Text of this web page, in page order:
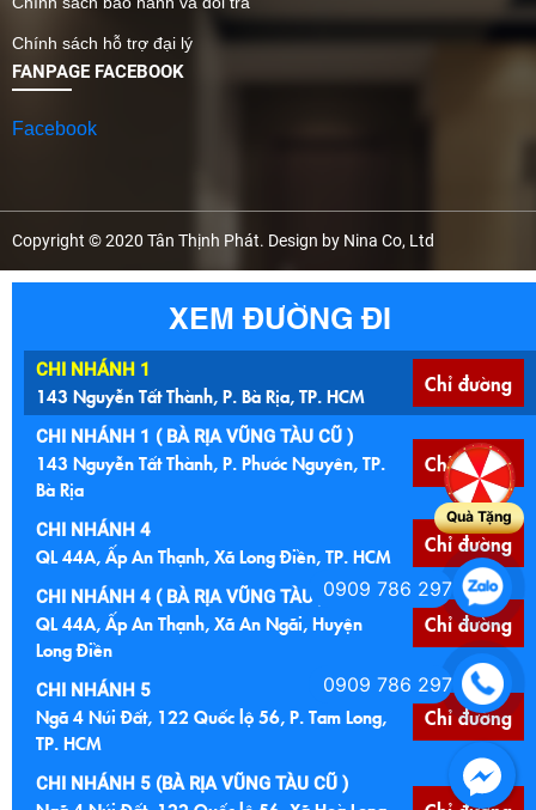
Chính sách hỗ trợ đại lý
FANPAGE FACEBOOK
Facebook
Copyright © 2020 Tân Thịnh Phát. Design by Nina Co, Ltd
XEM ĐƯỜNG ĐI
CHI NHÁNH 1
143 Nguyễn Tất Thành, P. Bà Rịa, TP. HCM Chỉ đường
CHI NHÁNH 1 ( BÀ RỊA VŨNG TÀU CŨ )
143 Nguyễn Tất Thành, P. Phước Nguyên, TP.
Bà Rịa
Chỉ đường
CHI NHÁNH 4
QL 44A, Ấp An Thạnh, Xã Long Điền, TP. HCM Chỉ đường
CHI NHÁNH 4 ( BÀ RỊA VŨNG TÀU )
QL 44A, Ấp An Thạnh, Xã An Ngãi, Huyện
Long Điền
Chỉ đường
CHI NHÁNH 5
Ngã 4 Núi Đất, 122 Quốc lộ 56, P. Tam Long,
TP. HCM
Chỉ đường
CHI NHÁNH 5 (BÀ RỊA VŨNG TÀU CŨ )
Quà Tặng
0909 786 297
0909 786 297